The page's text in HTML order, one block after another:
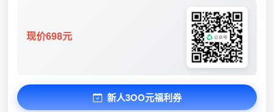
现价698元
新人3OO元福利券